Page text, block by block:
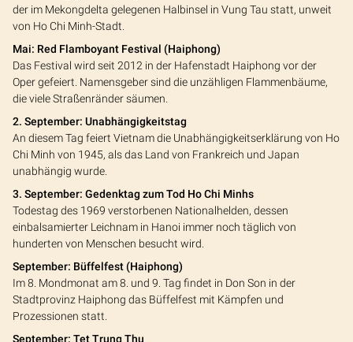
der im Mekongdelta gelegenen Halbinsel in Vung Tau statt, unweit
von Ho Chi Minh-Stadt.
Mai: Red Flamboyant Festival (Haiphong)
Das Festival wird seit 2012 in der Hafenstadt Haiphong vor der
Oper gefeiert. Namensgeber sind die unzähligen Flammenbäume,
die viele Straßenränder säumen.
2. September: Unabhängigkeitstag
An diesem Tag feiert Vietnam die Unabhängigkeitserklärung von Ho
Chi Minh von 1945, als das Land von Frankreich und Japan
unabhängig wurde.
3. September: Gedenktag zum Tod Ho Chi Minhs
Todestag des 1969 verstorbenen Nationalhelden, dessen
einbalsamierter Leichnam in Hanoi immer noch täglich von
hunderten von Menschen besucht wird.
September: Büffelfest (Haiphong)
Im 8. Mondmonat am 8. und 9. Tag findet in Don Son in der
Stadtprovinz Haiphong das Büffelfest mit Kämpfen und
Prozessionen statt.
September: Tet Trung Thu